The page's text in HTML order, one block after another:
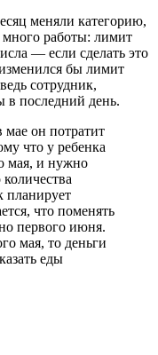
меняли категорию,
много работы: лимит
— если сделать это
бы лимит
сотрудник,
в последний день.
он потратит
что у ребенка
мая, и нужно
планирует
что поменять
первого июня.
мая, то деньги
еды